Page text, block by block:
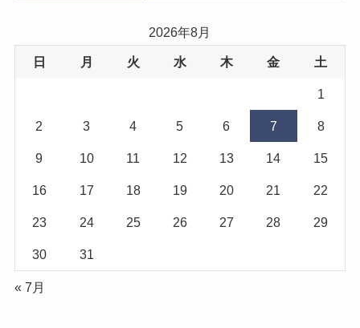
2026年8月
日 月 火 水 木 金 土
1
2 3 4 5 6 7 8
9 10 11 12 13 14 15
16 17 18 19 20 21 22
23 24 25 26 27 28 29
30 31
« 7月